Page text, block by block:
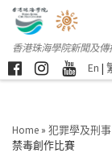
香港珠海學院新聞及傳
En |
Home » 犯罪學及刑
禁毒創作比賽